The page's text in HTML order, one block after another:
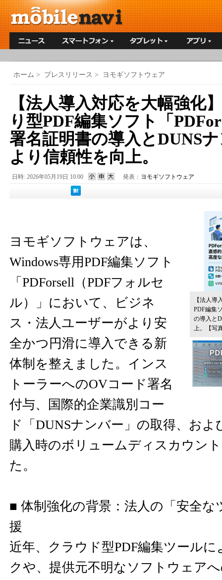
ホーム > プレスリリース > ヨモギソフトウェア
【法人導入対応を大幅強化
り型PDF編集ソフト「
署名証明書の導入とDUNS
より信頼性を向上。
日時: 2026年05月19日 10:00 発表： ヨモギソフトウェア
【法人導
PDF編集
の導入と
上。
【写
ヨモギソフトウェアは、
Windows専用PDF編集ソフト
「PDForsell（PDFフォルセ
ル）」において、ビジネ
ス・法人ユーザーがより安
全かつ円滑に導入できる新
体制を整えました。インス
トーラーへのOVコード署名
付与、国際的企業識別コー
ド「DUNSナンバー」の取得、お
購入時のボリュームディスカウン
た。
■ 体制強化の背景：法人の「安全な
援
近年、クラウド型PDF編集ツール
クや、提供元不明なソフトウェア